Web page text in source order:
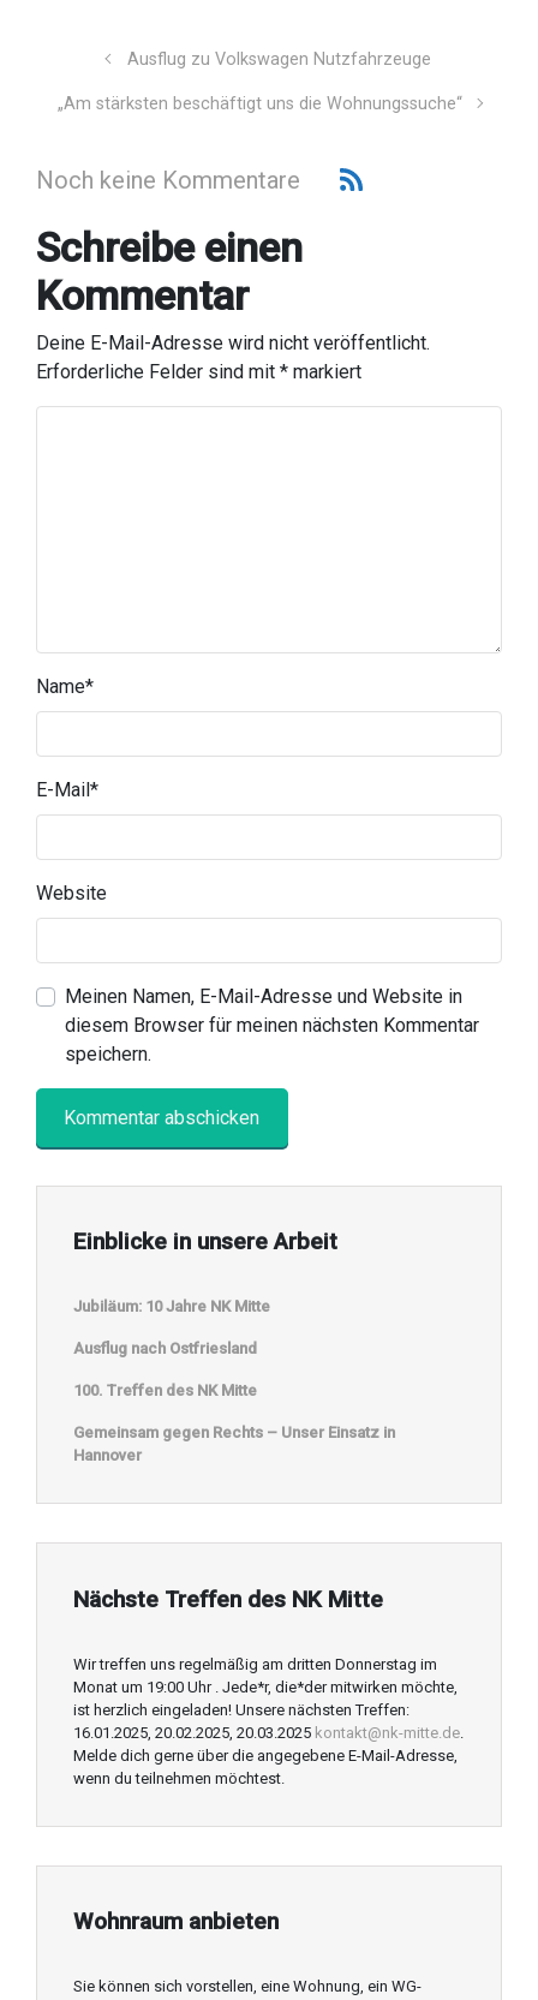
Ausflug zu Volkswagen Nutzfahrzeuge
„Am stärksten beschäftigt uns die Wohnungssuche“
Noch keine Kommentare
Schreibe einen
Kommentar
Deine E-Mail-Adresse wird nicht veröffentlicht.
Erforderliche Felder sind mit * markiert
Name*
E-Mail *
Website
Meinen Namen, E-Mail-Adresse und Website in
diesem Browser für meinen nächsten Kommentar
speichern.
Einblicke in unsere Arbeit
Jubiläum: 10 Jahre NK Mitte
Ausflug nach Ostfriesland
100. Treffen des NK Mitte
Gemeinsam gegen Rechts – Unser Einsatz in
Hannover
Nächste Treffen des NK Mitte
Wir treffen uns regelmäßig am dritten Donnerstag im
Monat um 19:00 Uhr . Jede*r, die*der mitwirken möchte,
ist herzlich eingeladen! Unsere nächsten Treffen:
16.01.2025, 20.02.2025, 20.03.2025 kontakt@nk-mitte.de
Melde dich gerne über die angegebene E-Mail-Adresse,
wenn du teilnehmen möchtest.
Wohnraum anbieten
Sie können sich vorstellen, eine Wohnung, ein WG-